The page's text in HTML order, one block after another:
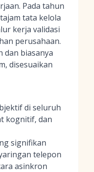
Pada tahun
tata kelola
kerja validasi
perusahaan.
dan biasanya
disesuaikan
di seluruh
kognitif, dan
signifikan
telepon
asinkron